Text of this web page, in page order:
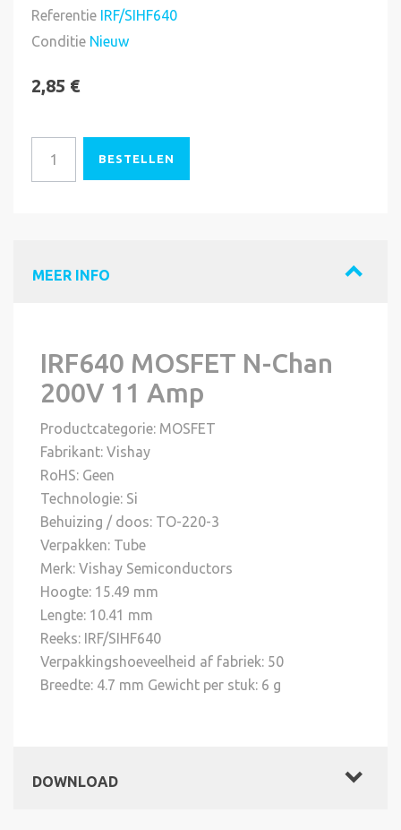
Referentie IRF/SIHF640
Conditie Nieuw
2,85 €
BESTELLEN
MEER INFO
IRF640 MOSFET N-Chan
200V 11 Amp
Productcategorie: MOSFET
Fabrikant: Vishay
RoHS: Geen
Technologie: Si
Behuizing / doos: TO-220-3
Verpakken: Tube
Merk: Vishay Semiconductors
Hoogte: 15.49 mm
Lengte: 10.41 mm
Reeks: IRF/SIHF640
Verpakkingshoeveelheid af fabriek: 50
Breedte: 4.7 mm Gewicht per stuk: 6 g
DOWNLOAD